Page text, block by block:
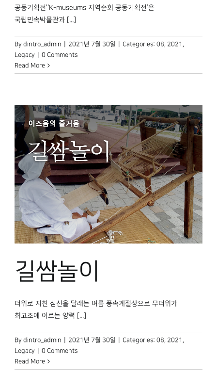
공동기획전’‘K-museums 지역순회 공동기획전’은
국립민속박물관과 [...]
By dintro_admin 2021년 7월 30일 Categories: 08, 2021 ,
Legacy
0 Comments
Read More
길쌈놀이
더위로 지친 심신을 달래는 여름 풍속계절상으로 무더위가
최고조에 이르는 양력 [...]
By dintro_admin 2021년 7월 30일 Categories: 08, 2021 ,
Legacy
0 Comments
Read More